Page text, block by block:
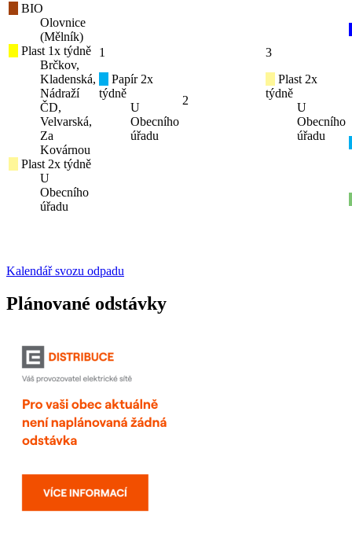
BIO
Olovnice
(Mělník)
Plast 1x týdně
Brčkov,
Kladenská,
Nádraží
ČD,
Velvarská,
Za
Kovárnou
Plast 2x týdně
U
Obecního
úřadu
1
Papír 2x
týdně
U
Obecního
úřadu
2
3
Plast 2x
týdně
U
Obecního
úřadu
Kalendář svozu odpadu
Plánované odstávky